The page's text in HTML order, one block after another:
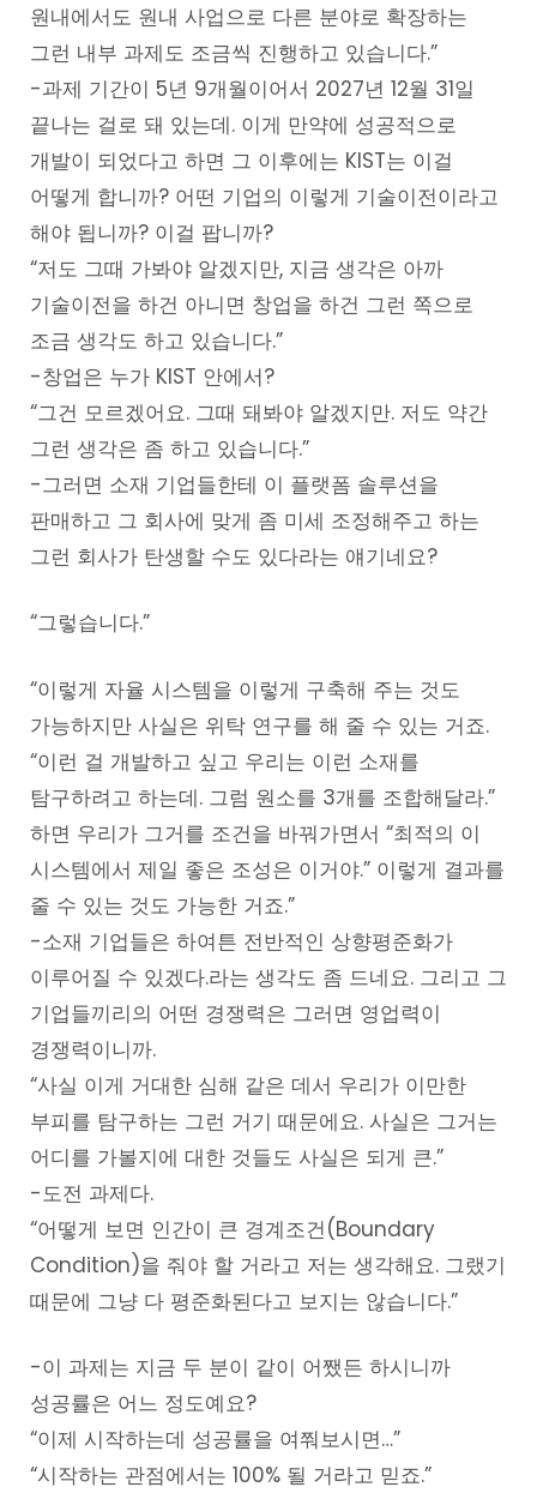
원내에서도 원내 사업으로 다른 분야로 확장하는
그런 내부 과제도 조금씩 진행하고 있습니다.”
-과제 기간이 5년 9개월이어서 2027년 12월 31일
끝나는 걸로 돼 있는데. 이게 만약에 성공적으로
개발이 되었다고 하면 그 이후에는 KIST는 이걸
어떻게 합니까? 어떤 기업의 이렇게 기술이전이라고
해야 됩니까? 이걸 팝니까?
“저도 그때 가봐야 알겠지만, 지금 생각은 아까
기술이전을 하건 아니면 창업을 하건 그런 쪽으로
조금 생각도 하고 있습니다.”
-창업은 누가 KIST 안에서?
“그건 모르겠어요. 그때 돼봐야 알겠지만. 저도 약간
그런 생각은 좀 하고 있습니다.”
-그러면 소재 기업들한테 이 플랫폼 솔루션을
판매하고 그 회사에 맞게 좀 미세 조정해주고 하는
그런 회사가 탄생할 수도 있다라는 얘기네요?
“그렇습니다.”
“이렇게 자율 시스템을 이렇게 구축해 주는 것도
가능하지만 사실은 위탁 연구를 해 줄 수 있는 거죠.
“이런 걸 개발하고 싶고 우리는 이런 소재를
탐구하려고 하는데. 그럼 원소를 3개를 조합해달라.”
하면 우리가 그거를 조건을 바꿔가면서 “최적의 이
시스템에서 제일 좋은 조성은 이거야.” 이렇게 결과를
줄 수 있는 것도 가능한 거죠.”
-소재 기업들은 하여튼 전반적인 상향평준화가
이루어질 수 있겠다.라는 생각도 좀 드네요. 그리고 그
기업들끼리의 어떤 경쟁력은 그러면 영업력이
경쟁력이니까.
“사실 이게 거대한 심해 같은 데서 우리가 이만한
부피를 탐구하는 그런 거기 때문에요. 사실은 그거는
어디를 가볼지에 대한 것들도 사실은 되게 큰.”
-도전 과제다.
“어떻게 보면 인간이 큰 경계조건(Boundary
Condition)을 줘야 할 거라고 저는 생각해요. 그랬기
때문에 그냥 다 평준화된다고 보지는 않습니다.”
-이 과제는 지금 두 분이 같이 어쨌든 하시니까
성공률은 어느 정도예요?
“이제 시작하는데 성공률을 여쭤보시면…”
“시작하는 관점에서는 100% 될 거라고 믿죠.”